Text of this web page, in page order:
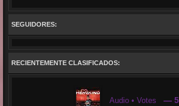
SEGUIDORES:
RECIENTEMENTE CLASIFICADOS:
Audio • Votes —